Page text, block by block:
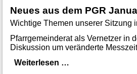
Neues aus dem PGR
Wichtige Themen unserer Sitzung
Pfarrgemeinderat als Vernetzer in
Diskussion um veränderte
Weiterlesen …